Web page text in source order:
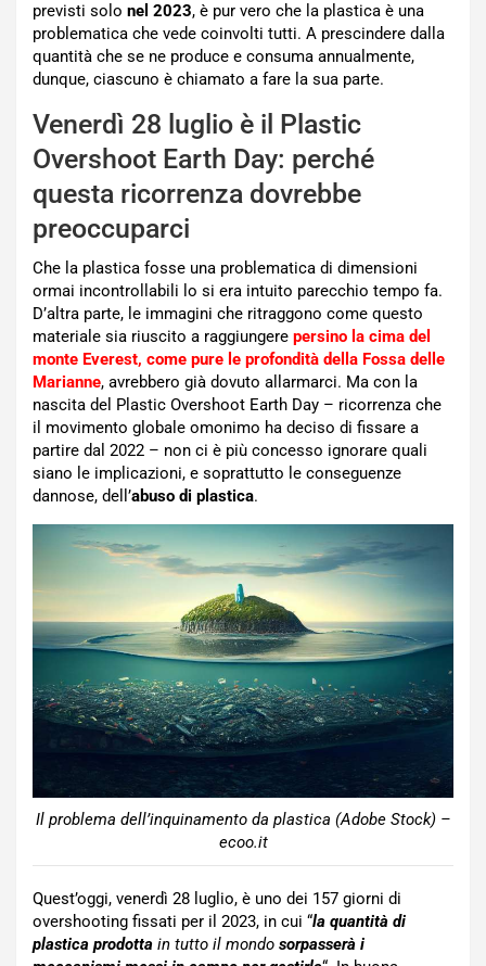
previsti solo nel 2023, è pur vero che la plastica è una
problematica che vede coinvolti tutti. A prescindere dalla
quantità che se ne produce e consuma annualmente,
dunque, ciascuno è chiamato a fare la sua parte.
Venerdì 28 luglio è il Plastic
Overshoot Earth Day: perché
questa ricorrenza dovrebbe
preoccuparci
Che la plastica fosse una problematica di dimensioni
ormai incontrollabili lo si era intuito parecchio tempo fa.
D’altra parte, le immagini che ritraggono come questo
materiale sia riuscito a raggiungere persino la cima del
monte Everest, come pure le profondità della Fossa delle
Marianne, avrebbero già dovuto allarmarci. Ma con la
nascita del Plastic Overshoot Earth Day – ricorrenza che
il movimento globale omonimo ha deciso di fissare a
partire dal 2022 – non ci è più concesso ignorare quali
siano le implicazioni, e soprattutto le conseguenze
dannose, dell’abuso di plastica.
Il problema dell’inquinamento da plastica (Adobe Stock) –
ecoo.it
Quest’oggi, venerdì 28 luglio, è uno dei 157 giorni di
overshooting fissati per il 2023, in cui “la quantità di
plastica prodotta in tutto il mondo sorpasserà i